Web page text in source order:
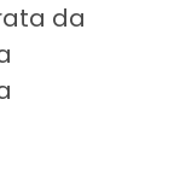
da